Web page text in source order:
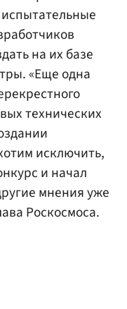
на их базе
«Еще одна
технических
исключить,
и начал
мнения уже
Роскосмоса.